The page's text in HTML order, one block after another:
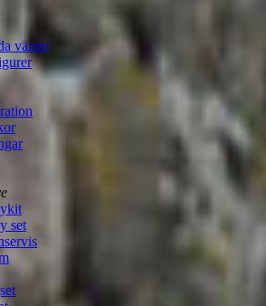
växter
set